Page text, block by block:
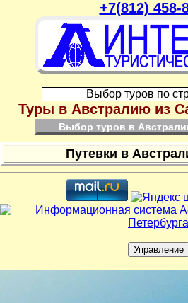
+7(812) 458-
Выбор туров по
Туры в Австралию из
Выбор туров в
Путевки в